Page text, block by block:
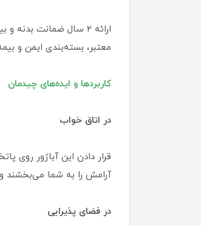
ارائه ۲ سال ضمانت
معتبر، بسته‌بندی ایمن و
کاربردها و ایده‌های چیدمان
در اتاق خواب
قرار دادن این آباژور روی
آرامش را به شما می‌بخشند
در فضای پذیرایی